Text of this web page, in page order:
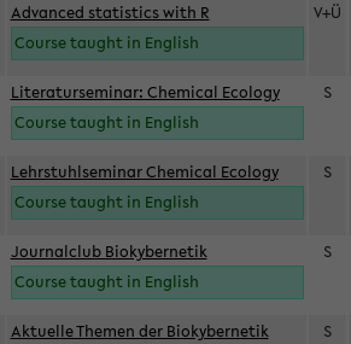
Advanced statistics with R
Course taught in English
V+Ü
Literaturseminar: Chemical Ecology
Course taught in English
S
Lehrstuhlseminar Chemical Ecology
Course taught in English
S
Journalclub Biokybernetik
Course taught in English
S
Aktuelle Themen der Biokybernetik
S